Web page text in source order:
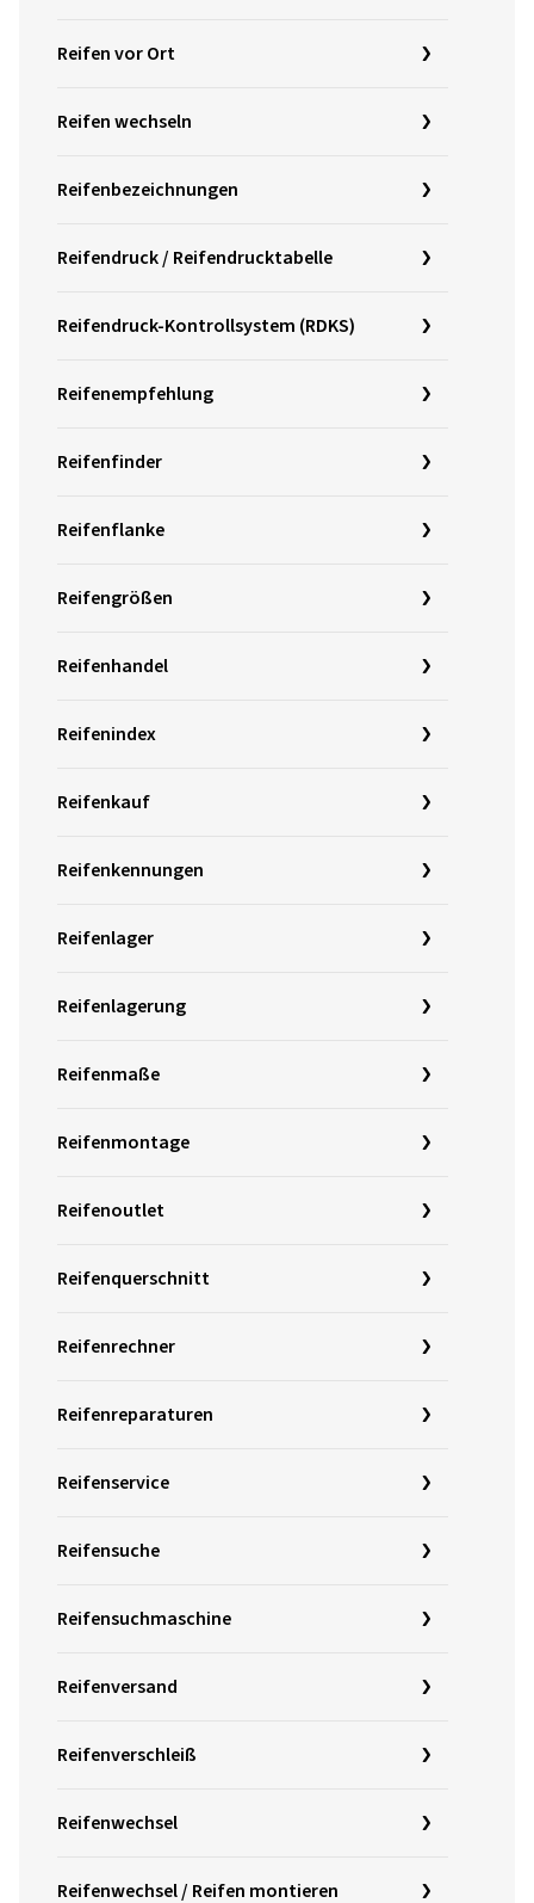
Reifen vor Ort
Reifen wechseln
Reifenbezeichnungen
Reifendruck / Reifendrucktabelle
Reifendruck-Kontrollsystem (RDKS)
Reifenempfehlung
Reifenfinder
Reifenflanke
Reifengrößen
Reifenhandel
Reifenindex
Reifenkauf
Reifenkennungen
Reifenlager
Reifenlagerung
Reifenmaße
Reifenmontage
Reifenoutlet
Reifenquerschnitt
Reifenrechner
Reifenreparaturen
Reifenservice
Reifensuche
Reifensuchmaschine
Reifenversand
Reifenverschleiß
Reifenwechsel
Reifenwechsel / Reifen montieren